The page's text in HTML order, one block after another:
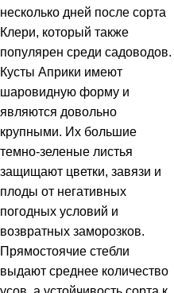
несколько дней после сорта
Клери, который также
популярен среди садоводов.
Кусты Априки имеют
шаровидную форму и
являются довольно
крупными. Их большие
темно-зеленые листья
защищают цветки, завязи и
плоды от негативных
погодных условий и
возвратных заморозков.
Прямостоячие стебли
выдают среднее количество